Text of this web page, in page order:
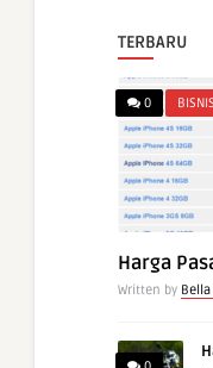
TERBARU
0 BISNIS
Harga
Written by